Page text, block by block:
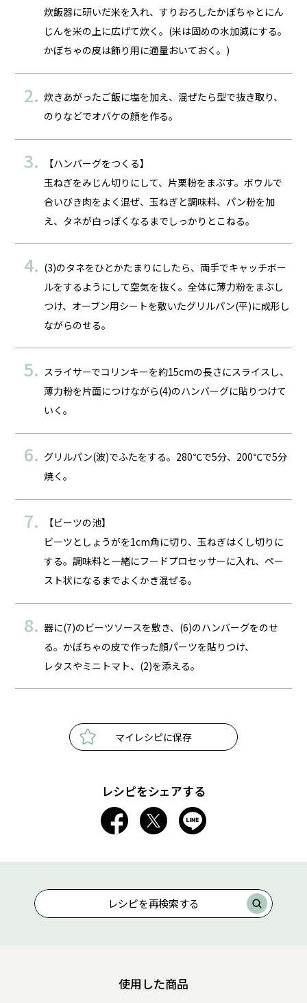
炊飯器に研いだ米を入れ、すりおろしたかぼちゃとにん
じんを米の上に広げて炊く。(米は固めの水加減にする。
かぼちゃの皮は飾り用に適量おいておく。)
炊きあがったご飯に塩を加え、混ぜたら型で抜き取り、
のりなどでオバケの顔を作る。
【ハンバーグをつくる】
玉ねぎをみじん切りにして、片栗粉をまぶす。ボウルで
合いびき肉をよく混ぜ、玉ねぎと調味料、パン粉を加
え、タネが白っぽくなるまでしっかりとこねる。
(3)のタネをひとかたまりにしたら、両手でキャッチボー
ルをするようにして空気を抜く。全体に薄力粉をまぶし
つけ、オーブン用シートを敷いたグリルパン(平)に成形し
ながらのせる。
スライサーでコリンキーを約15cmの長さにスライスし、
薄力粉を片面につけながら(4)のハンバーグに貼りつけて
いく。
グリルパン(波)でふたをする。280℃で5分、200℃で5分
焼く。
【ビーツの池】
ビーツとしょうがを1cm角に切り、玉ねぎはくし切りに
する。調味料と一緒にフードプロセッサーに入れ、ペー
スト状になるまでよくかき混ぜる。
器に(7)のビーツソースを敷き、(6)のハンバーグをのせ
る。かぼちゃの皮で作った顔パーツを貼りつけ、
レタスやミニトマト、(2)を添える。
マイレシピに保存
レシピをシェアする
レシピを再検索する
使用した商品